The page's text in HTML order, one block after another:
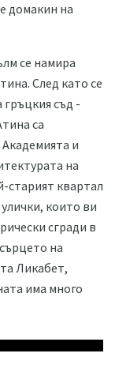
домакин на
се намира
След като се
съд -
са
и
на
старият квартал
които ви
сгради в
на
Ликабет,
има много